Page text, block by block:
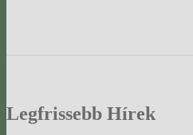
Legfrissebb Hírek